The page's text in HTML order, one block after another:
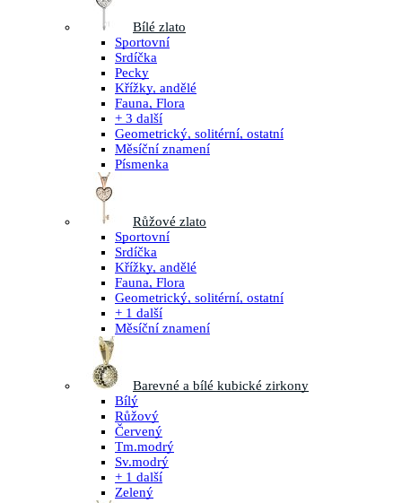
Bílé zlato
Sportovní
Srdíčka
Pecky
Křížky, andělé
Fauna, Flora
+ 3 další
Geometrický, solitérní, ostatní
Měsíční znamení
Písmenka
Růžové zlato
Sportovní
Srdíčka
Křížky, andělé
Fauna, Flora
Geometrický, solitérní, ostatní
+ 1 další
Měsíční znamení
Barevné a bílé kubické zirkony
Bílý
Růžový
Červený
Tm.modrý
Sv.modrý
+ 1 další
Zelený